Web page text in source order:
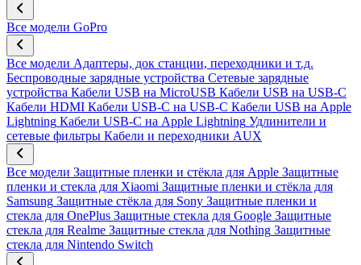
Все модели GoPro
Все модели Адаптеры, док станции, переходники и т.д.
Беспроводные зарядные устройства Сетевые зарядные
устройства Кабели USB на MicroUSB Кабели USB на USB-C
Кабели HDMI Кабели USB-C на USB-C Кабели USB на Apple
Lightning Кабели USB-C на Apple Lightning Удлинители и
сетевые фильтры Кабели и переходники AUX
Все модели Защитные пленки и стёкла для Apple Защитные
пленки и стекла для Xiaomi Защитные пленки и стёкла для
Samsung Защитные стёкла для Sony Защитные пленки и
стекла для OnePlus Защитные стекла для Google Защитные
стекла для Realme Защитные стекла для Nothing Защитные
стекла для Nintendo Switch